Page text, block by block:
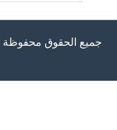
جميع الحقوق محفوظة